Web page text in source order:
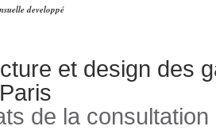
developpé
et design des
de la